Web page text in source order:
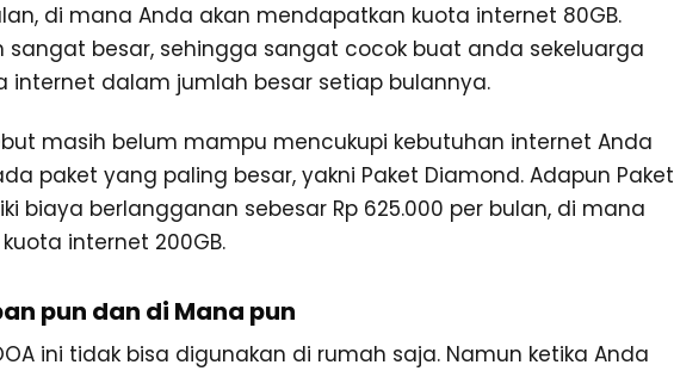
di mana Anda akan mendapatkan kuota internet 80GB.
sangat besar, sehingga sangat cocok buat anda sekeluarga
internet dalam jumlah besar setiap bulannya.
masih belum mampu mencukupi kebutuhan internet Anda
paket yang paling besar, yakni Paket Diamond. Adapun Paket
biaya berlangganan sebesar Rp 625.000 per bulan, di mana
internet 200GB.
pun dan di Mana pun
ini tidak bisa digunakan di rumah saja. Namun ketika Anda